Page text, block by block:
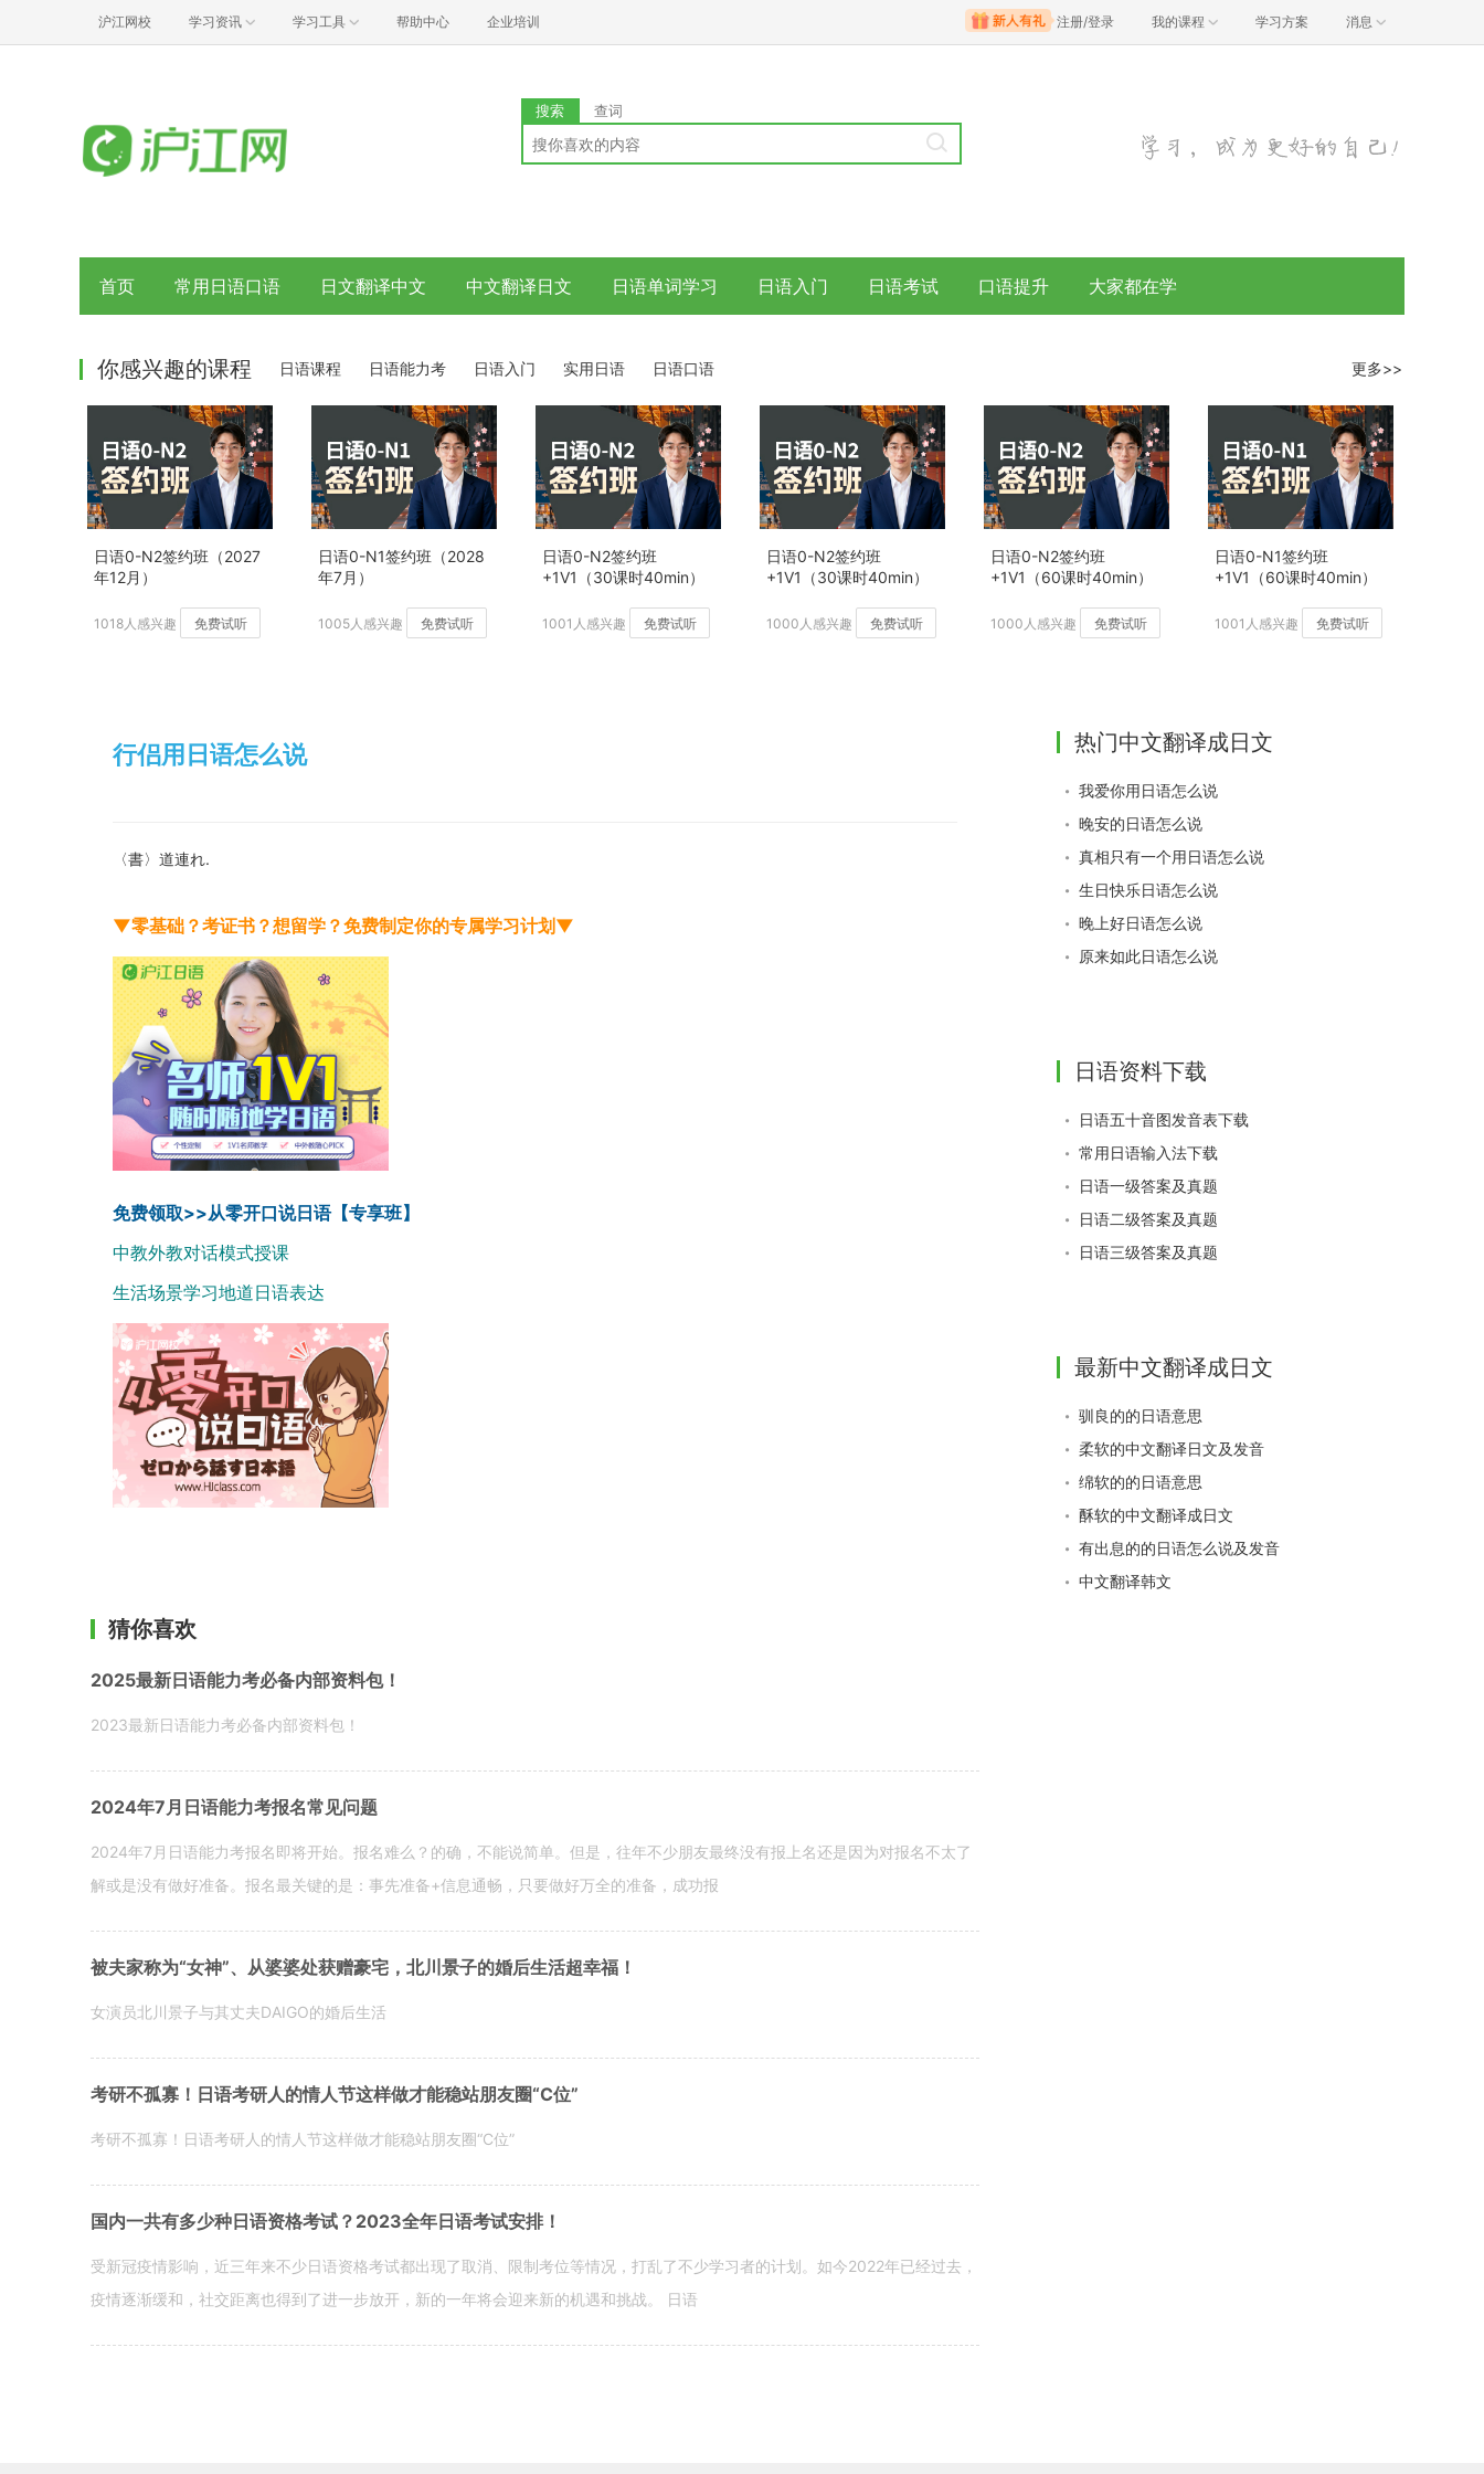
沪江网校 学习资讯 学习工具 帮助中心 企业培训 注册/登录 我的课程 学习方案 消息
搜索 查词
首页 常用日语口语 日文翻译中文 中文翻译日文 日语单词学习 日语入门 日语考试 口语提升 大家都在学
你感兴趣的课程 日语课程 日语能力考 日语入门 实用日语 日语口语 更多>>
日语0-N2签约班（2027
年12月）
1018人感兴趣 免费试听
日语0-N1签约班（2028
年7月）
1005人感兴趣 免费试听
日语0-N2签约班
+1V1（30课时40min）
1001人感兴趣 免费试听
日语0-N2签约班
+1V1（30课时40min）
1000人感兴趣 免费试听
日语0-N2签约班
+1V1（60课时40min）
1000人感兴趣 免费试听
日语0-N1签约班
+1V1（60课时40min）
1001人感兴趣 免费试听
行侣用日语怎么说
〈書〉道連れ.
▼零基础？考证书？想留学？免费制定你的专属学习计划▼
免费领取>>从零开口说日语【专享班】
中教外教对话模式授课
生活场景学习地道日语表达
猜你喜欢
2025最新日语能力考必备内部资料包！
2023最新日语能力考必备内部资料包！
2024年7月日语能力考报名常见问题
2024年7月日语能力考报名即将开始。报名难么？的确，不能说简单。但是，往年不少朋友最终没有报上名还是因为对报名不太了
解或是没有做好准备。报名最关键的是：事先准备+信息通畅，只要做好万全的准备，成功报
被夫家称为“女神”、从婆婆处获赠豪宅，北川景子的婚后生活超幸福！
女演员北川景子与其丈夫DAIGO的婚后生活
考研不孤寡！日语考研人的情人节这样做才能稳站朋友圈“C位”
考研不孤寡！日语考研人的情人节这样做才能稳站朋友圈“C位”
国内一共有多少种日语资格考试？2023全年日语考试安排！
受新冠疫情影响，近三年来不少日语资格考试都出现了取消、限制考位等情况，打乱了不少学习者的计划。如今2022年已经过去，
疫情逐渐缓和，社交距离也得到了进一步放开，新的一年将会迎来新的机遇和挑战。 日语
热门中文翻译成日文
我爱你用日语怎么说
晚安的日语怎么说
真相只有一个用日语怎么说
生日快乐日语怎么说
晚上好日语怎么说
原来如此日语怎么说
日语资料下载
日语五十音图发音表下载
常用日语输入法下载
日语一级答案及真题
日语二级答案及真题
日语三级答案及真题
最新中文翻译成日文
驯良的的日语意思
柔软的中文翻译日文及发音
绵软的的日语意思
酥软的中文翻译成日文
有出息的的日语怎么说及发音
中文翻译韩文